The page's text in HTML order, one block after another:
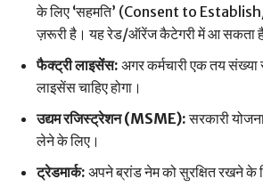
के लिए ‘सहमति’ (Consent to
ज़रूरी है। यह रेड/ऑरेंज कैटेगरी में आ सकता
फैक्ट्री लाइसेंस: अगर कर्मचारी एक तय संख्या
लाइसेंस चाहिए होगा।
उद्यम रजिस्ट्रेशन (MSME):सरकारी
लेने के लिए।
ट्रेडमार्क: अपने ब्रांड नेम को सुरक्षित रखने के